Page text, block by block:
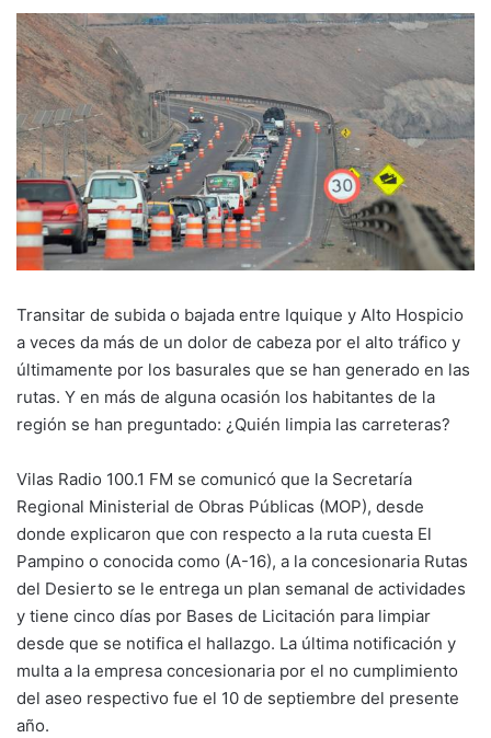
Transitar de subida o bajada entre Iquique y Alto Hospicio
a veces da más de un dolor de cabeza por el alto tráfico y
últimamente por los basurales que se han generado en las
rutas. Y en más de alguna ocasión los habitantes de la
región se han preguntado: ¿Quién limpia las carreteras?
Vilas Radio 100.1 FM se comunicó que la Secretaría
Regional Ministerial de Obras Públicas (MOP), desde
donde explicaron que con respecto a la ruta cuesta El
Pampino o conocida como (A-16), a la concesionaria Rutas
del Desierto se le entrega un plan semanal de actividades
y tiene cinco días por Bases de Licitación para limpiar
desde que se notifica el hallazgo. La última notificación y
multa a la empresa concesionaria por el no cumplimiento
del aseo respectivo fue el 10 de septiembre del presente
año.